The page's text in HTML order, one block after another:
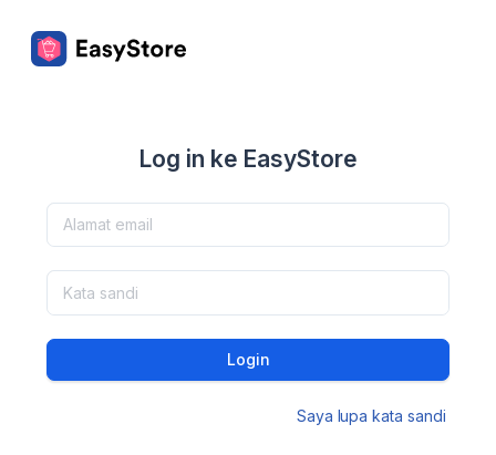
Log in ke EasyStore
Login
Saya lupa kata sandi